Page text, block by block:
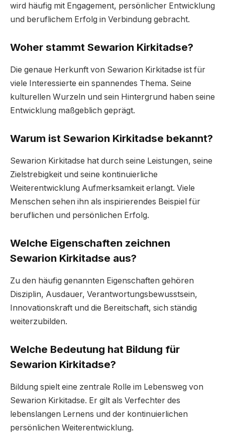
wird häufig mit Engagement, persönlicher Entwicklung
und beruflichem Erfolg in Verbindung gebracht.
Woher stammt Sewarion Kirkitadse?
Die genaue Herkunft von Sewarion Kirkitadse ist für
viele Interessierte ein spannendes Thema. Seine
kulturellen Wurzeln und sein Hintergrund haben seine
Entwicklung maßgeblich geprägt.
Warum ist Sewarion Kirkitadse bekannt?
Sewarion Kirkitadse hat durch seine Leistungen, seine
Zielstrebigkeit und seine kontinuierliche
Weiterentwicklung Aufmerksamkeit erlangt. Viele
Menschen sehen ihn als inspirierendes Beispiel für
beruflichen und persönlichen Erfolg.
Welche Eigenschaften zeichnen
Sewarion Kirkitadse aus?
Zu den häufig genannten Eigenschaften gehören
Disziplin, Ausdauer, Verantwortungsbewusstsein,
Innovationskraft und die Bereitschaft, sich ständig
weiterzubilden.
Welche Bedeutung hat Bildung für
Sewarion Kirkitadse?
Bildung spielt eine zentrale Rolle im Lebensweg von
Sewarion Kirkitadse. Er gilt als Verfechter des
lebenslangen Lernens und der kontinuierlichen
persönlichen Weiterentwicklung.